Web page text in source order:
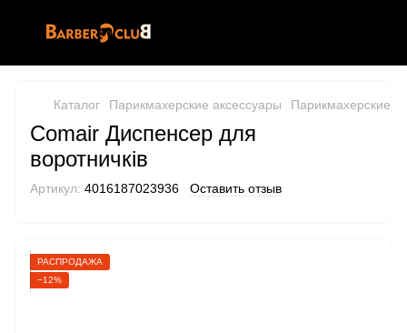
Каталог Парикмахерские аксессуары Парикмахерские
Comair Диспенсер для
воротничків
Артикул: 4016187023936 Оставить отзыв
РАСПРОДАЖА
−12%